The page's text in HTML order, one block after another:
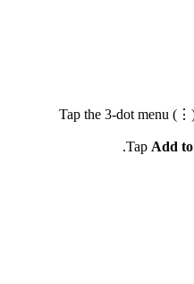
Tap the 3-dot menu
Tap Add to
.